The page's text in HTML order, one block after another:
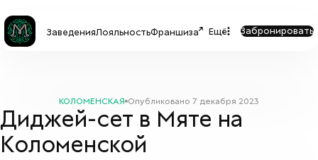
ЗаведенияЛояльностьФраншиза Ещё Забронировать
КОЛОМЕНСКАЯ Опубликовано 7 декабря 2023
Диджей-сет в Мяте на
Коломенской